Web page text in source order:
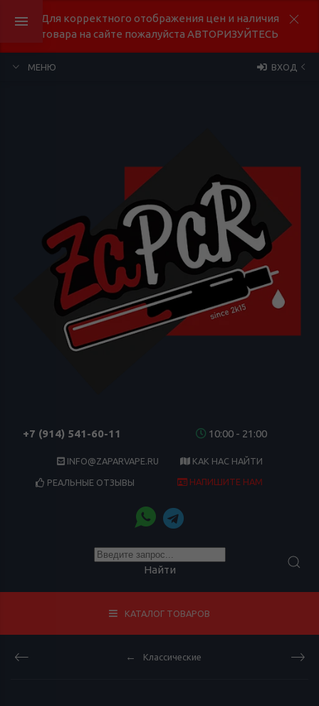
Для корректного отображения цен и наличия
товара на сайте пожалуйста АВТОРИЗУЙТЕСЬ
МЕНЮ ВХОД
+7 (914) 541-60-11 10:00 - 21:00
INFO@ZAPARVAPE.RU КАК НАС НАЙТИ
РЕАЛЬНЫЕ ОТЗЫВЫ НАПИШИТЕ НАМ
Найти
КАТАЛОГ ТОВАРОВ
Классические